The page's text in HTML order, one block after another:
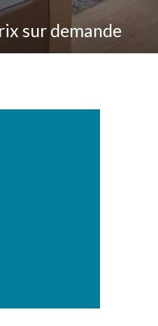
sur demande